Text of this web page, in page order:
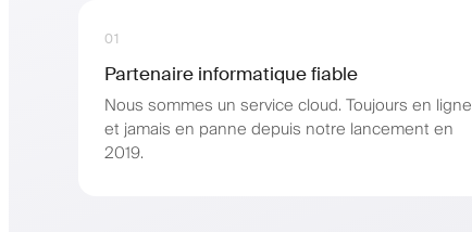
01
Partenaire informatique fiable
Nous sommes un service cloud. Toujours en ligne
et jamais en panne depuis notre lancement en
2019.